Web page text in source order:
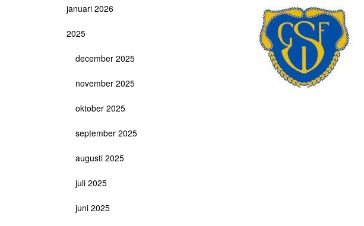
januari 2026
2025
december 2025
november 2025
oktober 2025
september 2025
augusti 2025
juli 2025
juni 2025